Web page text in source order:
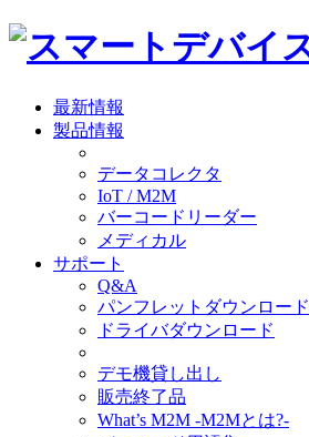
最新情報
製品情報
データコレクタ
IoT / M2M
バーコードリーダー
メディカル
サポート
Q&A
パンフレットダウンロード
ドライバダウンロード
デモ機貸し出し
販売終了品
What’s M2M -M2Mとは?-